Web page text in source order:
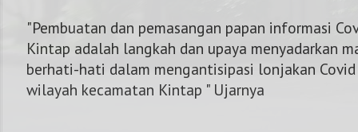
"Pembuatan dan pemasangan papan informasi
Kintap adalah langkah dan upaya menyadarkan
berhati-hati dalam mengantisipasi lonjakan
wilayah kecamatan Kintap " Ujarnya